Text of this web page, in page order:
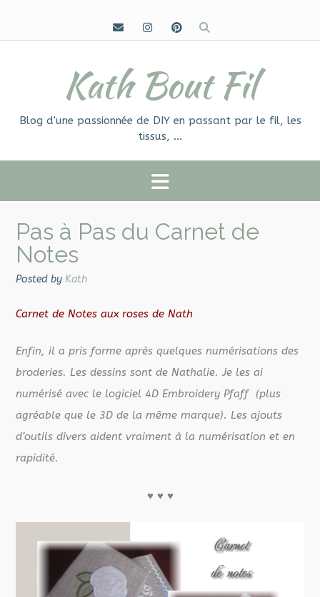
content
Kath Bout Fil
Blog d'une passionnée de DIY en passant par le fil, les
tissus, …
Pas à Pas du Carnet de
Notes
Posted by Kath
Carnet de Notes aux roses de Nath
Enfin, il a pris forme après quelques numérisations des
broderies. Les dessins sont de Nathalie. Je les ai
numérisé avec le logiciel 4D Embroidery Pfaff (plus
agréable que le 3D de la même marque). Les ajouts
d’outils divers aident vraiment à la numérisation et en
rapidité.
♥ ♥ ♥